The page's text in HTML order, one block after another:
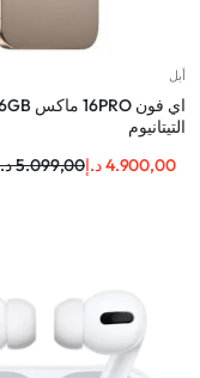
أبل
التيتانيوم
5.099,00
4.900,00د.إ